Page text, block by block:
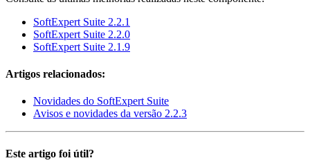
SoftExpert Suite 2.2.1
SoftExpert Suite 2.2.0
SoftExpert Suite 2.1.9
Artigos relacionados:
Novidades do SoftExpert Suite
Avisos e novidades da versão 2.2.3
Este artigo foi útil?